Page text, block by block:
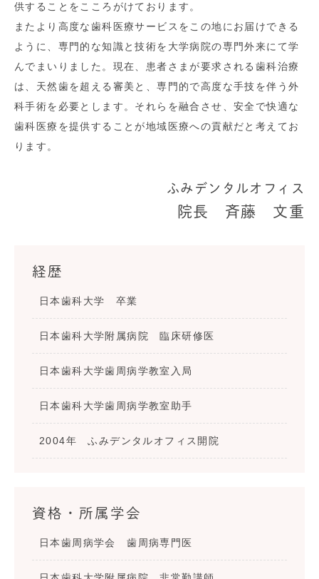
供することをこころがけております。
またより高度な歯科医療サービスをこの地にお届けできる
ように、専門的な知識と技術を大学病院の専門外来にて学
んでまいりました。現在、患者さまが要求される歯科治療
は、天然歯を超える審美と、専門的で高度な手技を伴う外
科手術を必要とします。それらを融合させ、安全で快適な
歯科医療を提供することが地域医療への貢献だと考えてお
ります。
ふみデンタルオフィス
院長 斉藤 文重
経歴
日本歯科大学 卒業
日本歯科大学附属病院 臨床研修医
日本歯科大学歯周病学教室入局
日本歯科大学歯周病学教室助手
2004年 ふみデンタルオフィス開院
資格・所属学会
日本歯周病学会 歯周病専門医